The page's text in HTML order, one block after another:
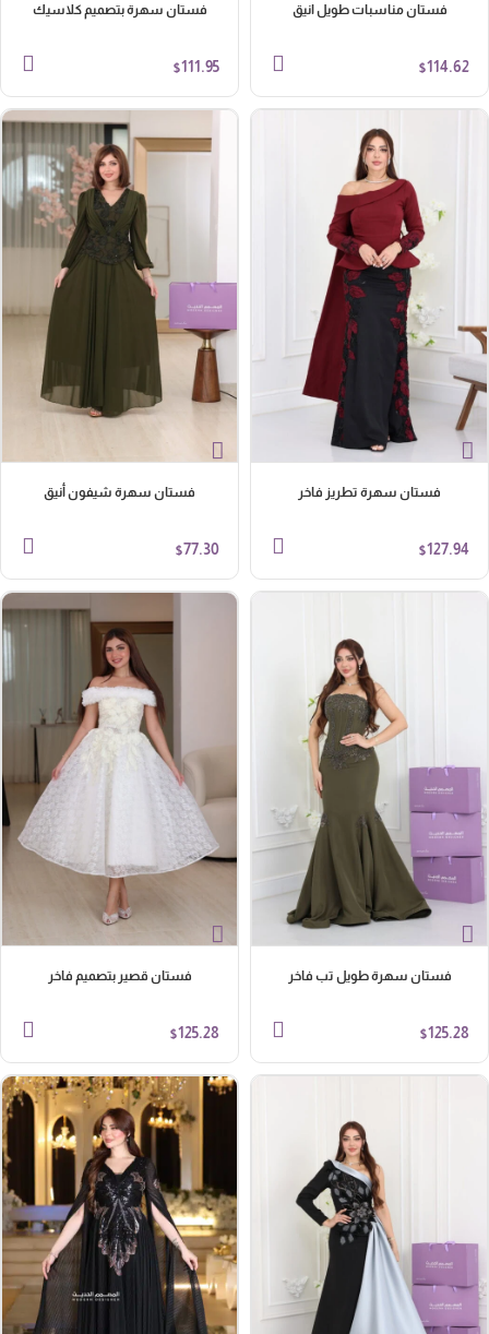
فستان مناسبات طويل انيق
$114.62
فستان سهرة بتصميم كلاسيك
$111.95
فستان سهرة تطريز فاخر
$127.94
فستان سهرة شيفون أنيق
$77.30
فستان سهرة طويل تب فاخر
$125.28
فستان قصير بتصميم فاخر
$125.28